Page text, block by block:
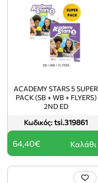
Κωδικός: tsi.319861
ACADEMY STARS 5 SUPER
PACK (SB + WB + FLYERS)
2ND ED
64,40€ Καλάθι